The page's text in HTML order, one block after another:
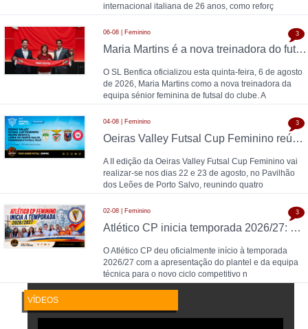
internacional italiana de 26 anos, como reforç
06-08 | Feminino
Maria Martins é a nova treinadora do futsal feminino do SL Benfica: contrato válido até 2028 com as campeãs nacionais
O SL Benfica oficializou esta quinta-feira, 6 de agosto
de 2026, Maria Martins como a nova treinadora da
equipa sénior feminina de futsal do clube. A
3
04-08 | Feminino
Oeiras Valley Futsal Cup Feminino reúne Benfica, Leões de Porto Salvo, Torreense e Futsal Feijó
A II edição da Oeiras Valley Futsal Cup Feminino vai
realizar-se nos dias 22 e 23 de agosto, no Pavilhão
dos Leões de Porto Salvo, reunindo quatro
3
02-08 | Feminino
Atlético CP inicia temporada 2026/27: Pedro Henriques comanda plantel feminino
O Atlético CP deu oficialmente início à temporada
2026/27 com a apresentação do plantel e da equipa
técnica para o novo ciclo competitivo n
3
VÍDEOS